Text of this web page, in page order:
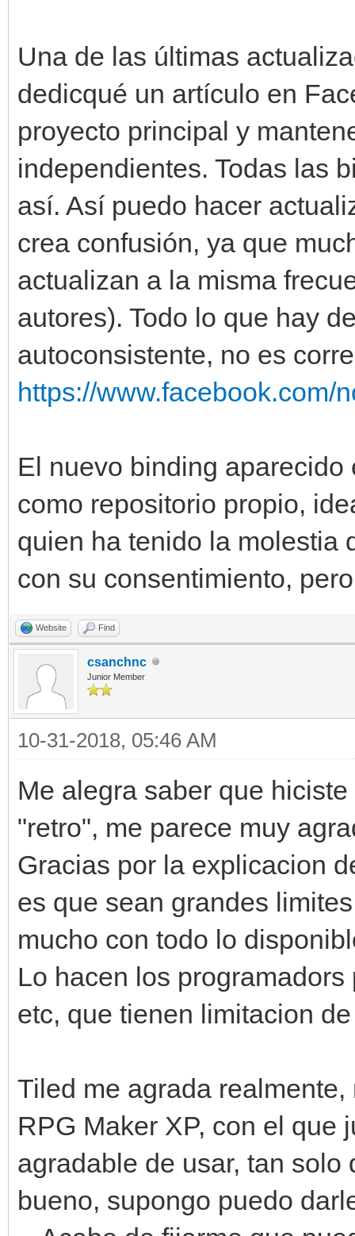
Una de las últimas
dedicqué un artículo en
proyecto principal y
independientes. Todas las
así. Así puedo hacer
crea confusión, ya que
actualizan a la misma
autores). Todo lo que hay
autoconsistente, no es
https://www.facebook.com/
El nuevo binding
como repositorio propio,
quien ha tenido la molestia
con su consentimiento,
Website Find
csanchnc
Junior Member
10-31-2018, 05:46 AM
Me alegra saber que
"retro", me parece muy
Gracias por la explicacion
es que sean grandes
mucho con todo lo
Lo hacen los
etc, que tienen limitacion
Tiled me agrada
RPG Maker XP, con el que
agradable de usar, tan
bueno, supongo puedo